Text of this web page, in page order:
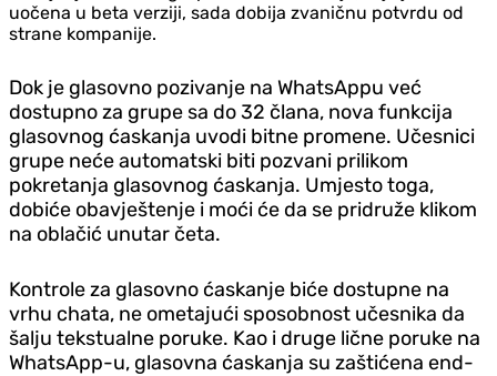
uočena u beta verziji, sada dobija zvaničnu potvrdu od
strane kompanije.
Dok je glasovno pozivanje na WhatsAppu već
dostupno za grupe sa do 32 člana, nova funkcija
glasovnog ćaskanja uvodi bitne promene. Učesnici
grupe neće automatski biti pozvani prilikom
pokretanja glasovnog ćaskanja. Umjesto toga,
dobiće obavještenje i moći će da se pridruže klikom
na oblačić unutar četa.
Kontrole za glasovno ćaskanje biće dostupne na
vrhu chata, ne ometajući sposobnost učesnika da
šalju tekstualne poruke. Kao i druge lične poruke na
WhatsApp-u, glasovna ćaskanja su zaštićena end-